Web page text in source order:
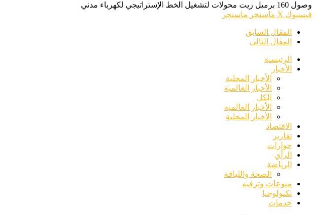
وصول 160 برميل زيت محولات لتشغيل الخط الإستراتيجي لكهرباء مدني
فيسبوك ‫X ماسنجر ماسنجر
المقال السابق
المقال التالي
الرئيسية
الأخبار
الأخبار المحلية
الأخبار العالمية
الكل
الأخبار العالمية
الأخبار المحلية
الاقتصاد
تقارير
حوارات
الرأي
الرياضة
الصحة واللياقة
منوعات وترفيه
تكنولوجيا
خدمات